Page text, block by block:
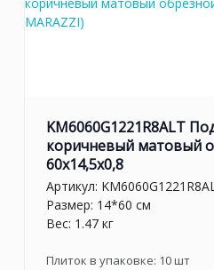
KM6060G1221R8ALT
коричневый матовый
60x14,5x0,8
Артикул:
Размер: 14*60 см
Вес: 1.47 кг
Плиток в упаковке: 10шт